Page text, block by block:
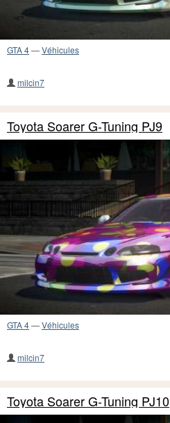
GTA 4—Véhicules
milcin7
Toyota Soarer G-Tuning PJ9
GTA 4—Véhicules
milcin7
Toyota Soarer G-Tuning PJ10